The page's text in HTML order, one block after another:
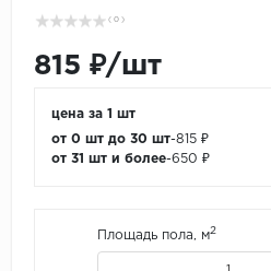
( 0 )
815 ₽/шт
цена за 1 шт
от 0 шт до 30 шт-815 ₽
от 31 шт и более-650 ₽
Площадь пола, м2